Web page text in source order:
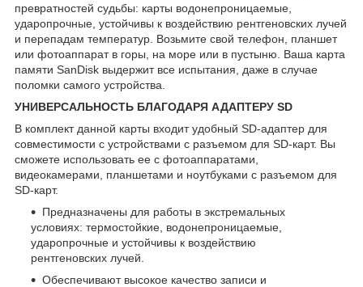
превратностей судьбы: карты водонепроницаемые,
ударопрочные, устойчивы к воздействию рентгеновских лучей
и перепадам температур. Возьмите свой телефон, планшет
или фотоаппарат в горы, на море или в пустыню. Ваша карта
памяти SanDisk выдержит все испытания, даже в случае
поломки самого устройства.
УНИВЕРСАЛЬНОСТЬ БЛАГОДАРЯ АДАПТЕРУ SD
В комплект данной карты входит удобный SD-адаптер для
совместимости с устройствами с разъемом для SD-карт. Вы
сможете использовать ее с фотоаппаратами,
видеокамерами, планшетами и ноутбуками с разъемом для
SD-карт.
Предназначены для работы в экстремальных
условиях: термостойкие, водонепроницаемые,
ударопрочные и устойчивы к воздействию
рентгеновских лучей.
Обеспечивают высокое качество записи и